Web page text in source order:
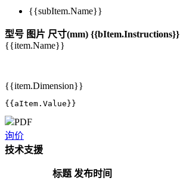
{{subItem.Name}}
型号 图片 尺寸(mm) {{bItem.Instructions}}
{{item.Name}}
{{item.Dimension}}
{{aItem.Value}}
PDF
询价
技术支援
标题 发布时间